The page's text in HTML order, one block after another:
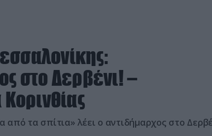
στο Δερβένι! –
τα σπίτια» λέει ο αντιδήμαρχος στο